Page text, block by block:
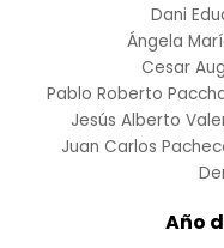
Dani
Ángela
Cesar
Pablo Roberto
Jesús Alberto
Juan Carlos
Año